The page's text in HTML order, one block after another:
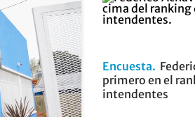
Encuesta
primero en el
intendentes